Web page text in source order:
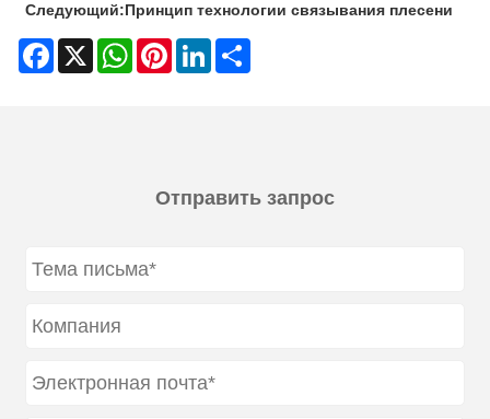
Следующий:Принцип технологии связывания плесени
Facebook
X WhatsAppPinterestLinkedIn
Отправить запрос